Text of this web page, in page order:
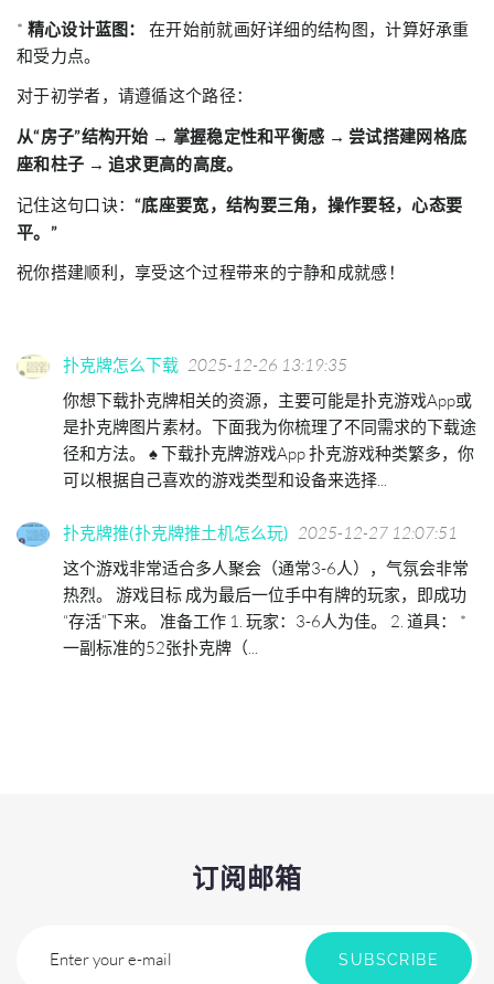
* 精心设计蓝图：
在开始前就画好详细的结构图，计算好承重
和受力点。
对于初学者，请遵循这个路径：
从“房子”结构开始 → 掌握稳定性和平衡感 → 尝试搭建网格底
座和柱子 → 追求更高的高度。
记住这句口诀：“底座要宽，结构要三角，操作要轻，心态要
平。”
祝你搭建顺利，享受这个过程带来的宁静和成就感！
扑克牌怎么下载 2025-12-26 13:19:35
你想下载扑克牌相关的资源，主要可能是扑克游戏App或
是扑克牌图片素材。下面我为你梳理了不同需求的下载途
径和方法。 ♠️ 下载扑克牌游戏App 扑克游戏种类繁多，你
可以根据自己喜欢的游戏类型和设备来选择...
扑克牌推(扑克牌推土机怎么玩) 2025-12-27 12:07:51
这个游戏非常适合多人聚会（通常3-6人），气氛会非常
热烈。 游戏目标 成为最后一位手中有牌的玩家，即成功
“存活”下来。 准备工作 1. 玩家：3-6人为佳。 2. 道具： *
一副标准的52张扑克牌（...
订阅邮箱
Enter your e-mail SUBSCRIBE